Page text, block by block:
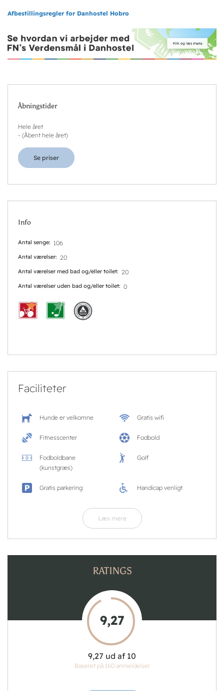
Afbestillingsregler for Danhostel Hobro
Åbningstider
Hele året
- (Åbent hele året)
Se priser
Info
Antal senge 106
Antal værelser 20
Antal værelser med bad og/eller toilet 20
Antal værelser uden bad og/eller toilet 0
Faciliteter
Hunde er velkomne Gratis wifi
Fitnesscenter Fodbold
Fodboldbane
(kunstgræs)
Golf
Gratis parkering Handicap venligt
Læs mere
RATINGS
9,27
9,27 ud af 10
Baseret på 160 anmeldelser